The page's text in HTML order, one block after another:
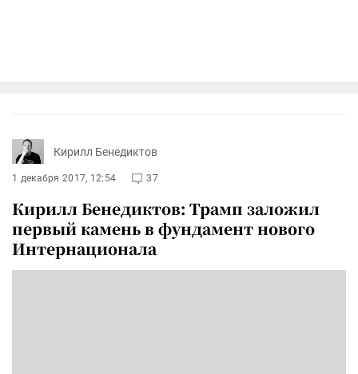
Кирилл Бенедиктов
1 декабря 2017, 12:54 37
Кирилл Бенедиктов: Трамп заложил
первый камень в фундамент нового
Интернационала